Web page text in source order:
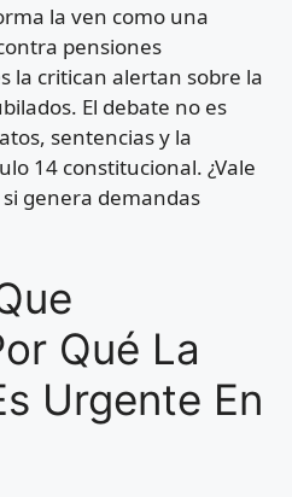
la ven como una
pensiones
la critican alertan sobre la
El debate no es
sentencias y la
14 constitucional. ¿Vale
genera demandas
Qué La
Urgente En